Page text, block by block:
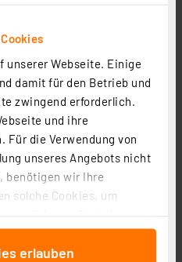
unserer Webseite. Einige
damit für den Betrieb und
zwingend erforderlich.
und ihre
Für die Verwendung von
unseres Angebots nicht
benötigen wir Ihre
solche Cookies, um
zu können und die Zugriffe
Außerdem geben
erlauben
Informationen zu Versandkosten
RMG2
10,00 €